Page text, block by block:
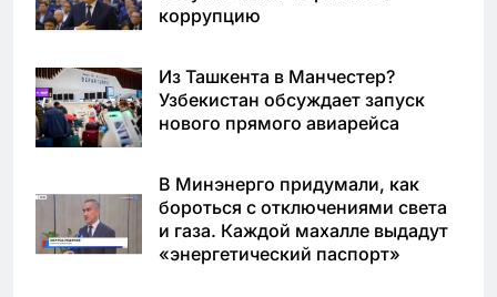
коррупцию
Из Ташкента в Манчестер?
Узбекистан обсуждает запуск
нового прямого авиарейса
В Минэнерго придумали, как
бороться с отключениями света
и газа. Каждой махалле выдадут
«энергетический паспорт»